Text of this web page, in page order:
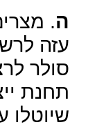
ה.
עזה
סולר
תחנת
שיוטלו